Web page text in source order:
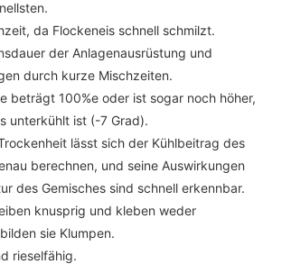
da Flockeneis schnell schmilzt.
der Anlagenausrüstung und
durch kurze Mischzeiten.
beträgt 100%e oder ist sogar noch höher,
unterkühlt ist (-7 Grad).
lässt sich der Kühlbeitrag des
berechnen, und seine Auswirkungen
des Gemisches sind schnell erkennbar.
knusprig und kleben weder
sie Klumpen.
rieselfähig.